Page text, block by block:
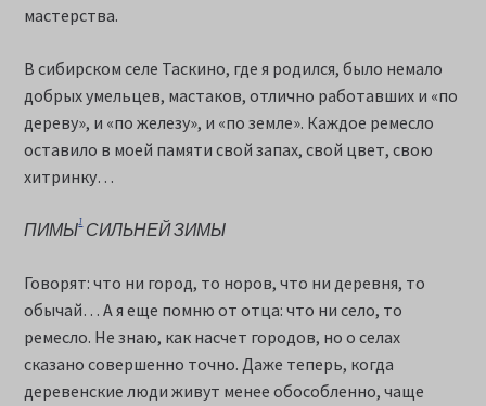
мастерства.
В сибирском селе Таскино, где я родился, было немало
добрых умельцев, мастаков, отлично работавших и «по
дереву», и «по железу», и «по земле». Каждое ремесло
оставило в моей памяти свой запах, свой цвет, свою
хитринку…
ПИМЫ1СИЛЬНЕЙ ЗИМЫ
Говорят: что ни город, то норов, что ни деревня, то
обычай… А я еще помню от отца: что ни село, то
ремесло. Не знаю, как насчет городов, но о селах
сказано совершенно точно. Даже теперь, когда
деревенские люди живут менее обособленно, чаще